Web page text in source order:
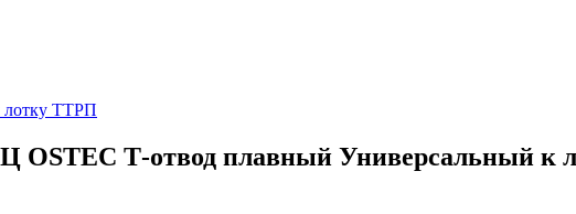
лотку ТТРП
OSTEC Т-отвод плавный Универсальный к